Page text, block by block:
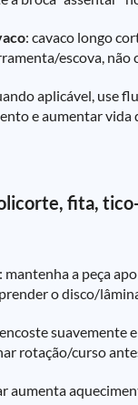
: cavaco longo
escova, não
aplicável, use
e aumentar vida
fita,
: mantenha a peça
o disco/
suavemente
rotação/curso
aumenta